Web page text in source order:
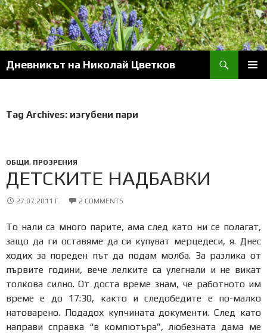
Skip
to
content
Дневникът на Николай Цветков
Tag Archives: изгубени пари
ОБЩИ, ПРОЗРЕНИЯ
ДЕТСКИТЕ НАДБАВКИ
27.07.2011 Г. 2 COMMENTS
То нали са много парите, ама след като ни се полагат,
защо да ги оставяме да си купуват мерцедеси, я. Днес
ходих за пореден път да подам молба. За разлика от
първите години, вече лелките са улегнали и не викат
толкова силно. От доста време знам, че работното им
време е до 17:30, както и следобедите е по-малко
натоварено. Подадох купчината документи. След като
направи справка “в компютъра”, любезната дама ме